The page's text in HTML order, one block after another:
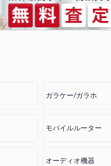
ガラケー/ガラホ
モバイルルーター
オーディオ機器